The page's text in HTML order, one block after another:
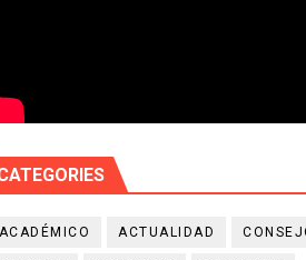
ACADÉMICO ACTUALIDAD